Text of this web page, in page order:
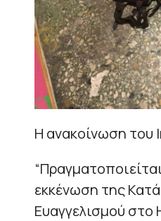
Η ανακοίνωση του
εκκένωση της
Ευαγγελισμού στο